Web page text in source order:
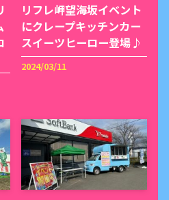
リフレ岬望海坂イベント
にクレープキッチンカー
スイーツヒーロー登場♪
2024/03/11